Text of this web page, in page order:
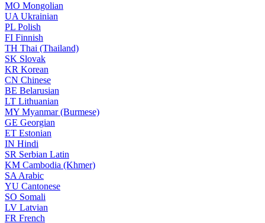
MO Mongolian
UA Ukrainian
PL Polish
FI Finnish
TH Thai (Thailand)
SK Slovak
KR Korean
CN Chinese
BE Belarusian
LT Lithuanian
MY Myanmar (Burmese)
GE Georgian
ET Estonian
IN Hindi
SR Serbian Latin
KM Cambodia (Khmer)
SA Arabic
YU Cantonese
SO Somali
LV Latvian
FR French